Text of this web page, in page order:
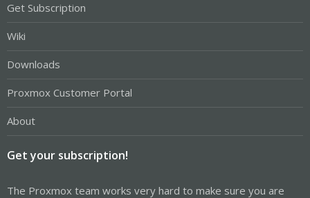
Get Subscription
Wiki
Downloads
Proxmox Customer Portal
About
Get your subscription!
The Proxmox team works very hard to make sure you are